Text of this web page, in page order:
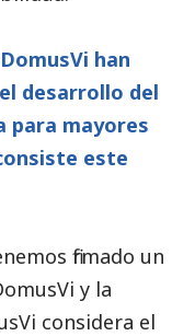
DomusVi han
desarrollo del
para mayores
este
firmado un
y la
considera el